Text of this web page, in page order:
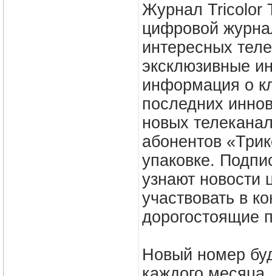
Журнал Tricolor
цифровой
интересных
эксклюзивные
информация о
последних
новых
абонентов
упаковке.
узнают новости
участвовать в
дорогостоящие
Новый номер